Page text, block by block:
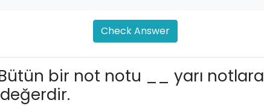
Check Answer
bir not notu __ yarı notlara